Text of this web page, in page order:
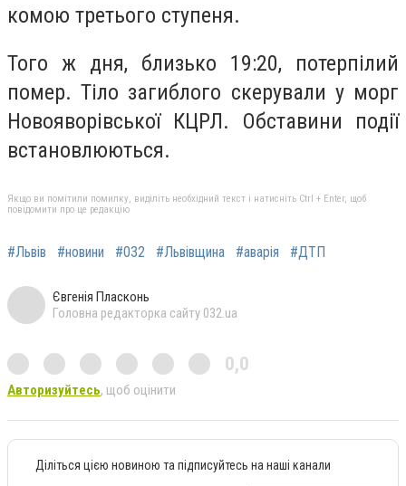
комою третього ступеня.
Того ж дня, близько 19:20, потерпілий
помер. Тіло загиблого скерували у морг
Новояворівської КЦРЛ. Обставини події
встановлюються.
Якщо ви помітили помилку, виділіть необхідний текст і натисніть Ctrl + Enter, щоб
повідомити про це редакцію
#Львів #новини #032 #Львівщина #аварія #ДТП
Євгенія Пласконь
Головна редакторка сайту 032.ua
0,0
Авторизуйтесь, щоб оцінити
Діліться цією новиною та підписуйтесь на наші канали